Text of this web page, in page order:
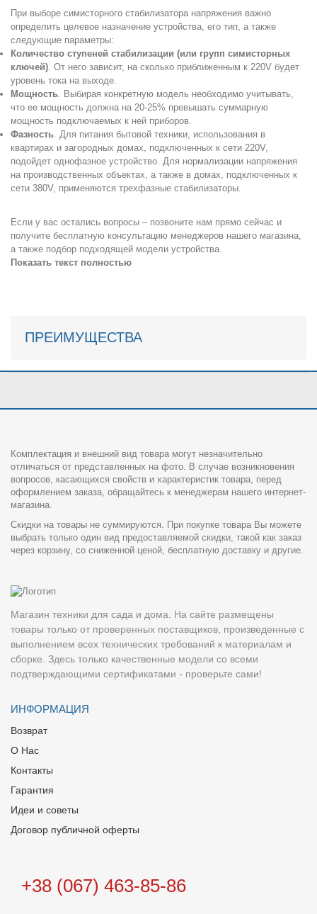
При выборе симисторного стабилизатора напряжения важно
определить целевое назначение устройства, его тип, а также
следующие параметры:
Количество ступеней стабилизации (или групп симисторных
ключей). От него зависит, на сколько приближенным к 220V будет
уровень тока на выходе.
Мощность. Выбирая конкретную модель необходимо учитывать,
что ее мощность должна на 20-25% превышать суммарную
мощность подключаемых к ней приборов.
Фазность. Для питания бытовой техники, использования в
квартирах и загородных домах, подключенных к сети 220V,
подойдет однофазное устройство. Для нормализации напряжения
на производственных объектах, а также в домах, подключенных к
сети 380V, применяются трехфазные стабилизаторы.
Если у вас остались вопросы – позвоните нам прямо сейчас и
получите бесплатную консультацию менеджеров нашего магазина,
а также подбор подходящей модели устройства.
Показать текст полностью
ПРЕИМУЩЕСТВА
Комплектация и внешний вид товара могут незначительно
отличаться от представленных на фото. В случае возникновения
вопросов, касающихся свойств и характеристик товара, перед
оформлением заказа, обращайтесь к менеджерам нашего интернет-
магазина.
Скидки на товары не суммируются. При покупке товара Вы можете
выбрать только один вид предоставляемой скидки, такой как заказ
через корзину, со сниженной ценой, бесплатную доставку и другие.
Магазин техники для сада и дома. На сайте размещены
товары только от проверенных поставщиков, произведенные с
выполнением всех технических требований к материалам и
сборке. Здесь только качественные модели со всеми
подтверждающими сертификатами - проверьте сами!
ИНФОРМАЦИЯ
Возврат
О Нас
Контакты
Гарантия
Идеи и советы
Договор публичной оферты
+38 (067) 463-85-86